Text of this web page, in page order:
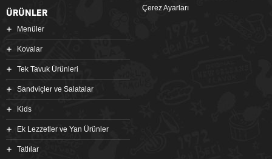
Çerez Ayarları
ÜRÜNLER
Menüler
Kovalar
Tek Tavuk Ürünleri
Sandviçler ve Salatalar
Kids
Ek Lezzetler ve Yan Ürünler
Tatlılar